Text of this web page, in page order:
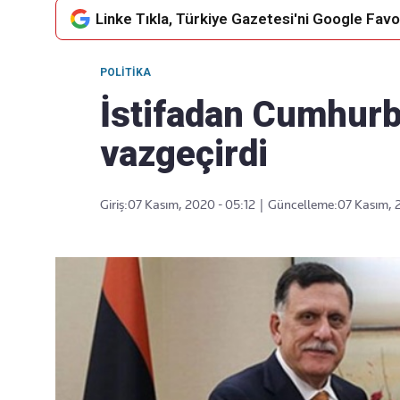
akışımıza ulaşın
Linke Tıkla, Türkiye Gazetesi'ni Google
POLITIKA
İstifadan
vazgeçirdi
Giriş:07 Kasım, 2020 - 05:12 Güncelleme:07 Kasım,